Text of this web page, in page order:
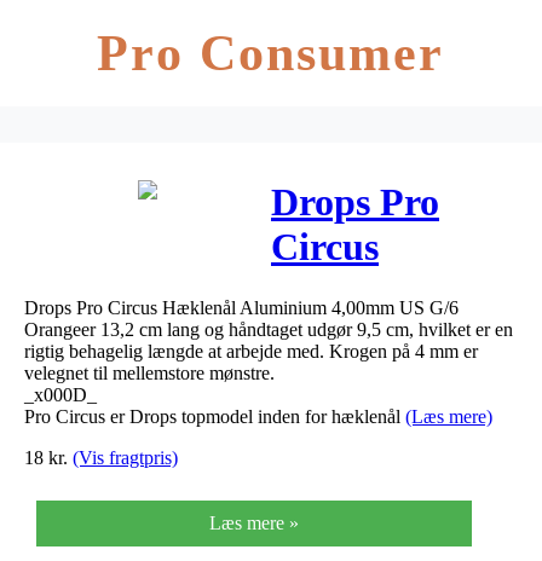
Pro Consumer
Drops Pro
Circus
Hæklenål
Aluminium
4,00mm US
G/6 Orange
Drops Pro Circus Hæklenål Aluminium 4,00mm US G/6
Orangeer 13,2 cm lang og håndtaget udgør 9,5 cm, hvilket er en
rigtig behagelig længde at arbejde med. Krogen på 4 mm er
velegnet til mellemstore mønstre.
_x000D_
Pro Circus er Drops topmodel inden for hæklenål (Læs mere)
18 kr. (Vis fragtpris)
Læs mere »